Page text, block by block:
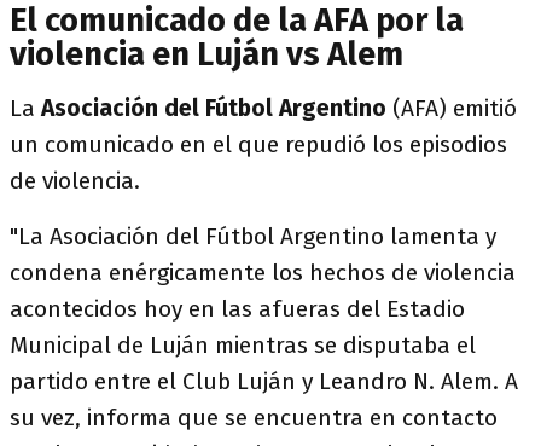
El comunicado de la AFA por la
violencia en Luján vs Alem
LaAsociación del Fútbol Argentino (AFA) emitió
un comunicado en el que repudió los episodios
de violencia.
"La Asociación del Fútbol Argentino lamenta y
condena enérgicamente los hechos de violencia
acontecidos hoy en las afueras del Estadio
Municipal de Luján mientras se disputaba el
partido entre el Club Luján y Leandro N. Alem. A
su vez, informa que se encuentra en contacto